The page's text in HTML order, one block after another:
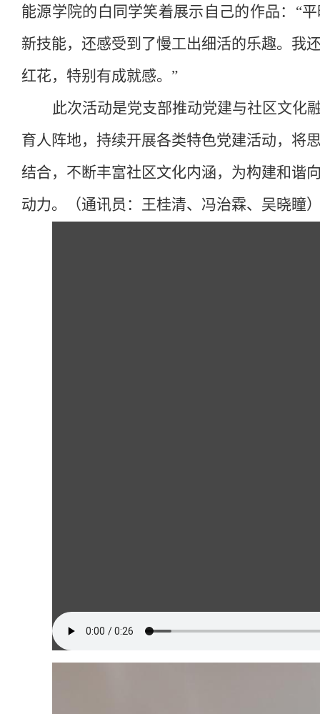
能源学院的白同学笑着展示自己的作品： “
新技能，还感受到了慢工出细活的乐趣。我
红花，特别有成就感。”
此次活动是党支部推动党建与社区文化
育人阵地，持续开展各类特色党建活动，将
结合，不断丰富社区文化内涵，为构建和谐
动力。（通讯员：王桂清、冯治霖、吴晓瞳